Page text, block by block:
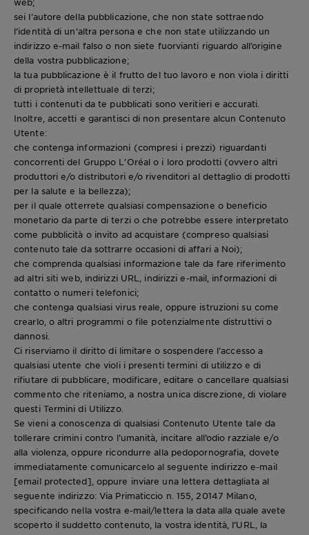
sei l’autore della pubblicazione, che non state sottraendo
l’identità di un’altra persona e che non state utilizzando un
indirizzo e-mail falso o non siete fuorvianti riguardo all’origine
della vostra pubblicazione;
la tua pubblicazione è il frutto del tuo lavoro e non viola i diritti
di proprietà intellettuale di terzi;
tutti i contenuti da te pubblicati sono veritieri e accurati.
Inoltre, accetti e garantisci di non presentare alcun Contenuto
Utente:
che contenga informazioni (compresi i prezzi) riguardanti
concorrenti del Gruppo L’Oréal o i loro prodotti (ovvero altri
produttori e/o distributori e/o rivenditori al dettaglio di prodotti
per la salute e la bellezza);
per il quale otterrete qualsiasi compensazione o beneficio
monetario da parte di terzi o che potrebbe essere interpretato
come pubblicità o invito ad acquistare (compreso qualsiasi
contenuto tale da sottrarre occasioni di affari a Noi);
che comprenda qualsiasi informazione tale da fare riferimento
ad altri siti web, indirizzi URL, indirizzi e-mail, informazioni di
contatto o numeri telefonici;
che contenga qualsiasi virus reale, oppure istruzioni su come
crearlo, o altri programmi o file potenzialmente distruttivi o
dannosi.
Ci riserviamo il diritto di limitare o sospendere l’accesso a
qualsiasi utente che violi i presenti termini di utilizzo e di
rifiutare di pubblicare, modificare, editare o cancellare qualsiasi
commento che riteniamo, a nostra unica discrezione, di violare
questi Termini di Utilizzo.
Se vieni a conoscenza di qualsiasi Contenuto Utente tale da
tollerare crimini contro l’umanità, incitare all’odio razziale e/o
alla violenza, oppure ricondurre alla pedopornografia, dovete
immediatamente comunicarcelo al seguente indirizzo e-mail
[email protected] , oppure inviare una lettera dettagliata al
seguente indirizzo: Via Primaticcio n. 155, 20147 Milano,
specificando nella vostra e-mail/lettera la data alla quale avete
scoperto il suddetto contenuto, la vostra identità, l’URL, la